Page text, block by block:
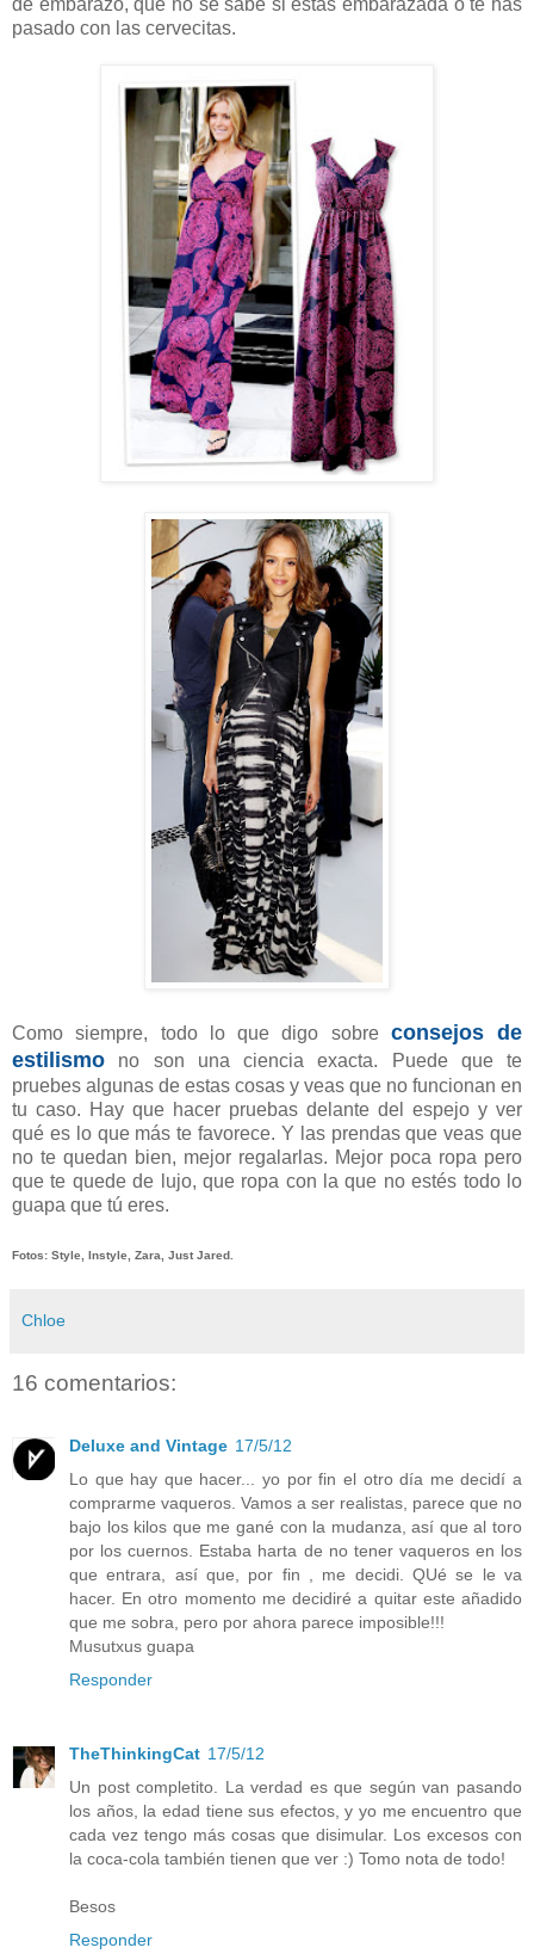
de embarazo, que no se sabe si estás embarazada o te has
pasado con las cervecitas.
Como siempre, todo lo que digo sobre consejos de
estilismo no son una ciencia exacta. Puede que te
pruebes algunas de estas cosas y veas que no funcionan en
tu caso. Hay que hacer pruebas delante del espejo y ver
qué es lo que más te favorece. Y las prendas que veas que
no te quedan bien, mejor regalarlas. Mejor poca ropa pero
que te quede de lujo, que ropa con la que no estés todo lo
guapa que tú eres.
Fotos: Style, Instyle, Zara, Just Jared.
Chloe
16 comentarios:
Deluxe and Vintage 17/5/12
Lo que hay que hacer... yo por fin el otro día me decidí a
comprarme vaqueros. Vamos a ser realistas, parece que no
bajo los kilos que me gané con la mudanza, así que al toro
por los cuernos. Estaba harta de no tener vaqueros en los
que entrara, así que, por fin , me decidi. QUé se le va
hacer. En otro momento me decidiré a quitar este añadido
que me sobra, pero por ahora parece imposible!!!
Musutxus guapa
Responder
TheThinkingCat 17/5/12
Un post completito. La verdad es que según van pasando
los años, la edad tiene sus efectos, y yo me encuentro que
cada vez tengo más cosas que disimular. Los excesos con
la coca-cola también tienen que ver :) Tomo nota de todo!
Besos
Responder